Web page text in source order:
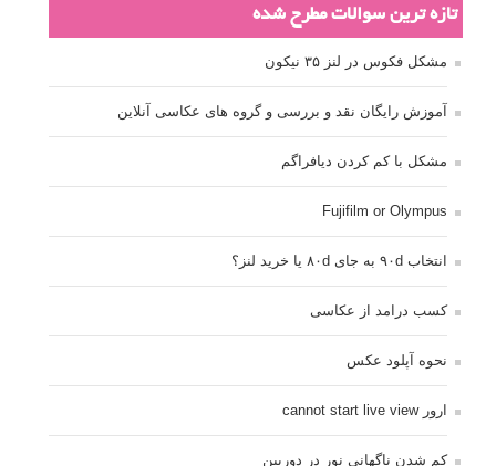
تازه ترین سوالات مطرح شده
مشکل فکوس در لنز ۳۵ نیکون
آموزش رایگان نقد و بررسی و گروه های عکاسی آنلاین
مشکل با کم کردن دیافراگم
Fujifilm or Olympus
انتخاب ۹۰d به جای ۸۰d یا خرید لنز؟
کسب درامد از عکاسی
نحوه آپلود عکس
ارور cannot start live view
کم شدن ناگهانی نور در دوربین